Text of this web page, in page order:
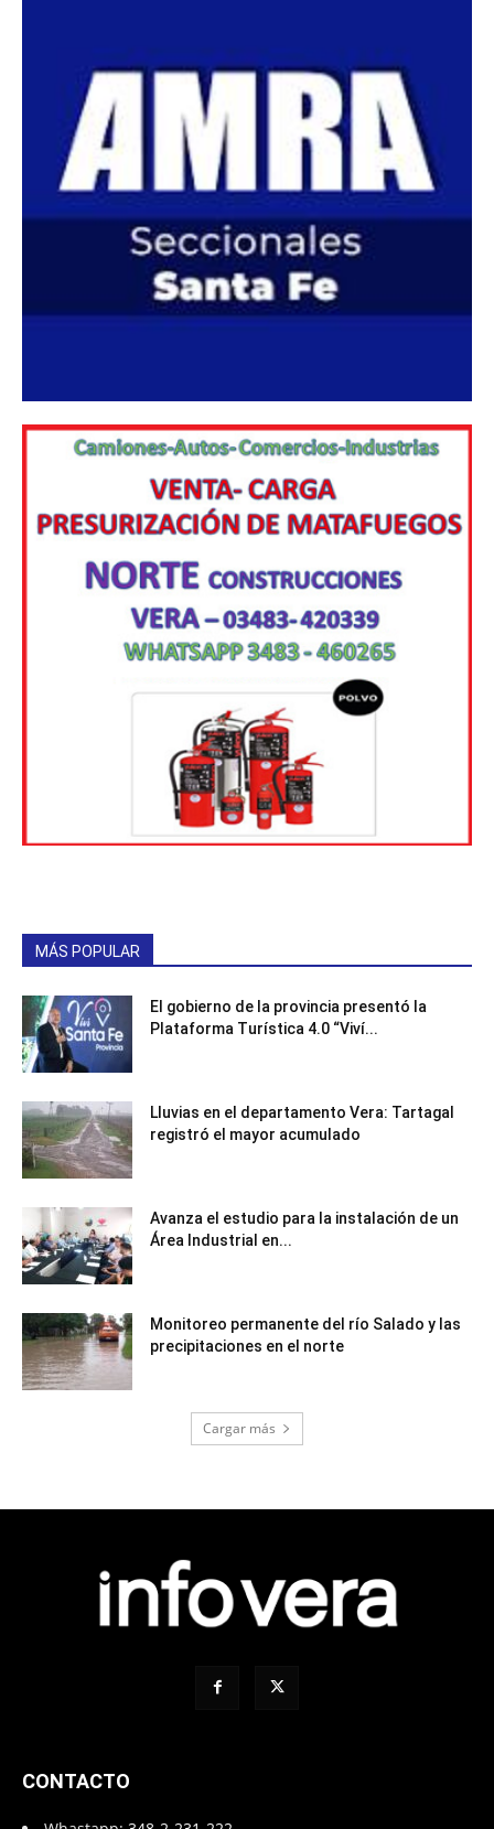
MÁS POPULAR
El gobierno de la provincia presentó la
Plataforma Turística 4.0 “Viví...
Lluvias en el departamento Vera: Tartagal
registró el mayor acumulado
Avanza el estudio para la instalación de un
Área Industrial en...
Monitoreo permanente del río Salado y las
precipitaciones en el norte
Cargar más
CONTACTO